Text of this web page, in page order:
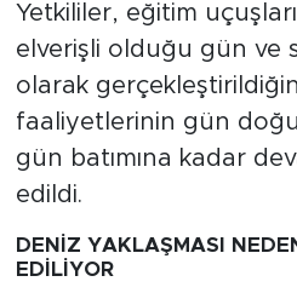
Yetkililer, eğitim
elverişli olduğu gün ve
olarak
faaliyetlerinin gün
gün batımına kadar
edildi.
DENİZ YAKLAŞMASI
EDİLİYOR